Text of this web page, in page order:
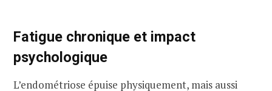
Fatigue chronique et impact
psychologique
L’endométriose épuise physiquement, mais aussi